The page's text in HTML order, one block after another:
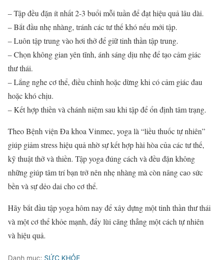
– Tập đều đặn ít nhất 2-3 buổi mỗi tuần để đạt hiệu quả lâu dài.
– Bắt đầu nhẹ nhàng, tránh các tư thế khó nếu mới tập.
– Luôn tập trung vào hơi thở để giữ tinh thần tập trung.
– Chọn không gian yên tĩnh, ánh sáng dịu nhẹ để tạo cảm giác
thư thái.
– Lắng nghe cơ thể, điều chỉnh hoặc dừng khi có cảm giác đau
hoặc khó chịu.
– Kết hợp thiền và chánh niệm sau khi tập để ổn định tâm trạng.
Theo Bệnh viện Đa khoa Vinmec, yoga là “liều thuốc tự nhiên”
giúp giảm stress hiệu quả nhờ sự kết hợp hài hòa của các tư thế,
kỹ thuật thở và thiền. Tập yoga đúng cách và đều đặn không
những giúp tâm trí bạn trở nên nhẹ nhàng mà còn nâng cao sức
bền và sự dẻo dai cho cơ thể.
Hãy bắt đầu tập yoga hôm nay để xây dựng một tinh thần thư thái
và một cơ thể khỏe mạnh, đẩy lùi căng thẳng một cách tự nhiên
và hiệu quả.
Danh mục: SỨC KHỎE